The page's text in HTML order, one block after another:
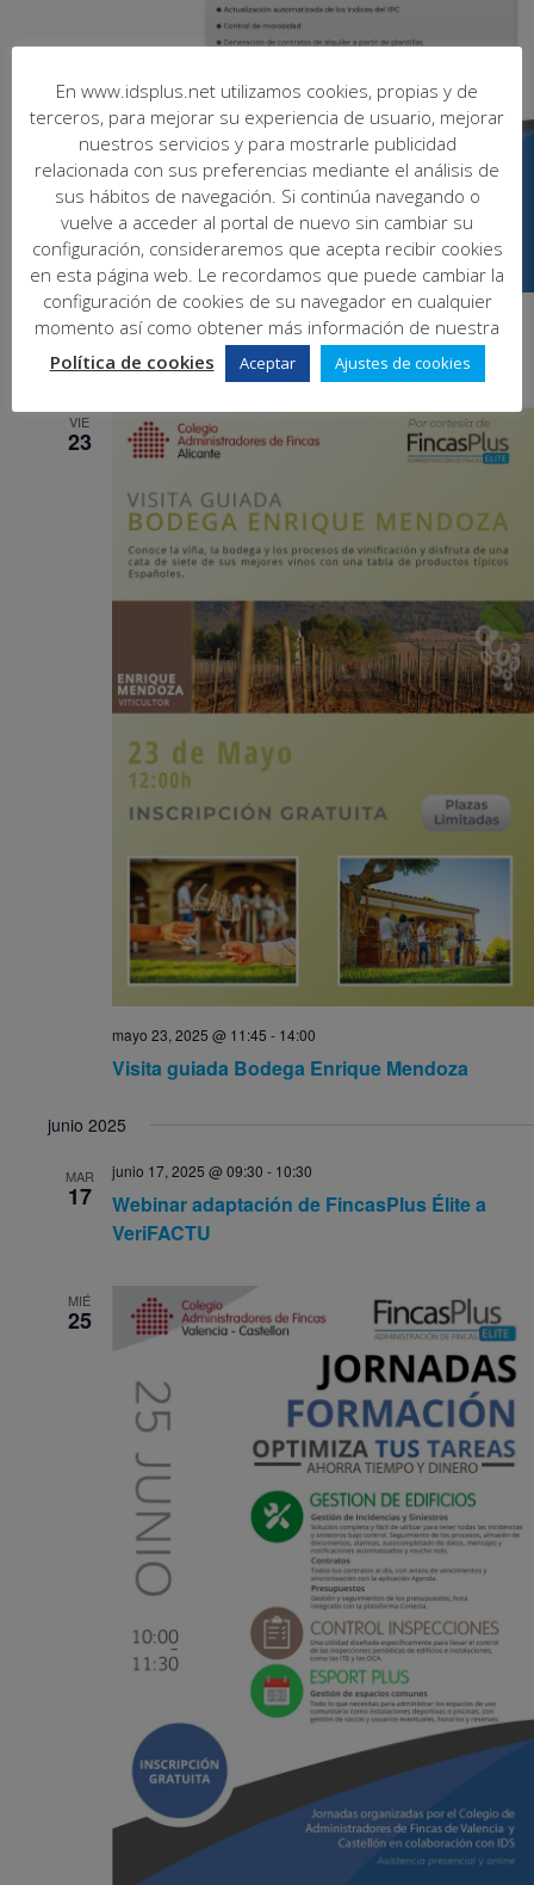
mayo 21, 2025 @ 10:00 -11:30
Jornadas formación – Optimiza tus tareas
VIE
23
mayo 23, 2025 @ 11:45 - 14:00
Visita guiada Bodega Enrique Mendoza
junio 2025
MAR
17
junio 17, 2025 @ 09:30 - 10:30
Webinar adaptación de FincasPlus Élite a
VeriFACTU
MIÉ
25
En www.idsplus.net utilizamos cookies, propias y de
terceros, para mejorar su experiencia de usuario, mejorar
nuestros servicios y para mostrarle publicidad
relacionada con sus preferencias mediante el análisis de
sus hábitos de navegación. Si continúa navegando o
vuelve a acceder al portal de nuevo sin cambiar su
configuración, consideraremos que acepta recibir cookies
en esta página web. Le recordamos que puede cambiar la
configuración de cookies de su navegador en cualquier
momento así como obtener más información de nuestra
Política de cookies
Aceptar Ajustes de cookies